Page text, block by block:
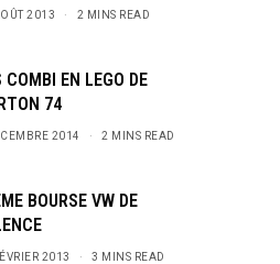
2013 2 MINS READ
COMBI EN LEGO DE
74
2014 2 MINS READ
BOURSE VW DE
2013 3 MINS READ